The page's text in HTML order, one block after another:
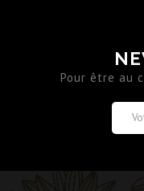
Pour être au